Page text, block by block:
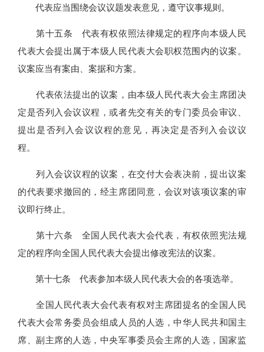
代表应当围绕会议议题发表意见，遵守议事规则。
第十五条 代表有权依照法律规定的程序向本级人民
代表大会提出属于本级人民代表大会职权范围内的议案。
议案应当有案由、案据和方案。
代表依法提出的议案，由本级人民代表大会主席团决
定是否列入会议议程，或者先交有关的专门委员会审议、
提出是否列入会议议程的意见，再决定是否列入会议议
程。
列入会议议程的议案，在交付大会表决前，提出议案
的代表要求撤回的，经主席团同意，会议对该项议案的审
议即行终止。
第十六条 全国人民代表大会代表，有权依照宪法规
定的程序向全国人民代表大会提出修改宪法的议案。
第十七条 代表参加本级人民代表大会的各项选举。
全国人民代表大会代表有权对主席团提名的全国人民
代表大会常务委员会组成人员的人选，中华人民共和国主
席、副主席的人选，中央军事委员会主席的人选，国家监